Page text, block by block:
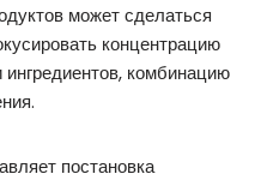
может сделаться
концентрацию
комбинацию
постановка